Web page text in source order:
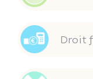
Droit